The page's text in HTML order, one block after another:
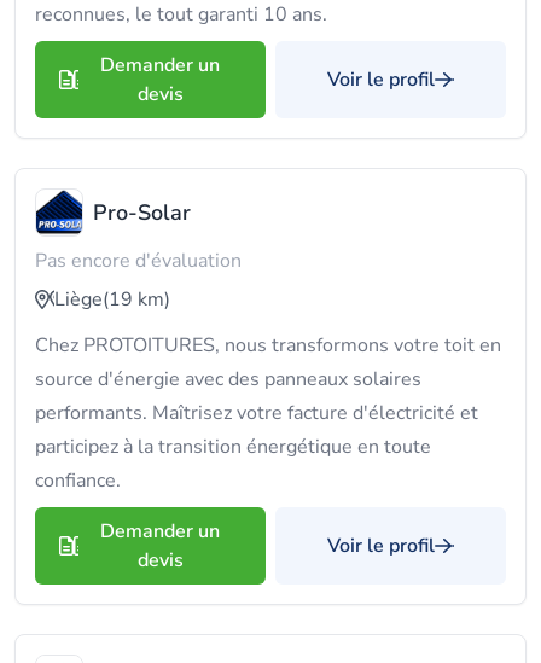
reconnues, le tout garanti 10 ans.
Demander un
devis
Voir le profil
Pro-Solar
Pas encore d'évaluation
Liège(19 km)
Chez PROTOITURES, nous transformons votre toit en
source d'énergie avec des panneaux solaires
performants. Maîtrisez votre facture d'électricité et
participez à la transition énergétique en toute
confiance.
Demander un
devis
Voir le profil